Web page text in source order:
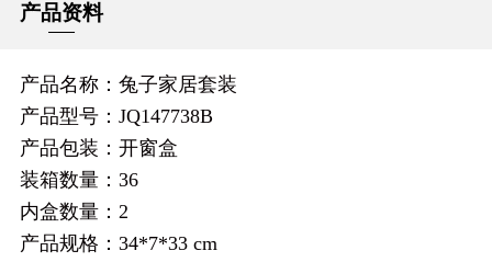
产品资料
产品名称：兔子家居套装
产品型号：JQ147738B
产品包装：开窗盒
装箱数量：36
内盒数量：2
产品规格：34*7*33 cm